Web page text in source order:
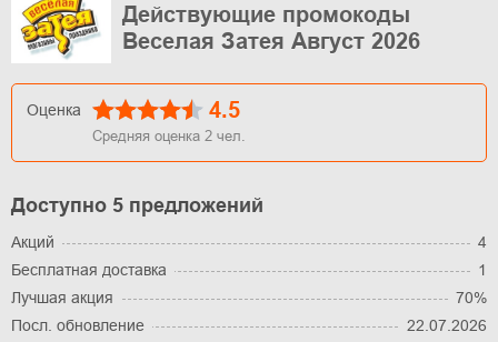
Действующие промокоды
Веселая Затея Август 2026
Оценка 4.5
Средняя оценка 2 чел.
Доступно 5 предложений
Акций
4
Бесплатная доставка
1
Лучшая акция
70%
Посл. обновление
22.07.2026